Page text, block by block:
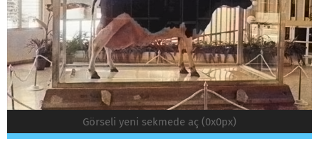
Görseli yeni sekmede aç (0x0px)